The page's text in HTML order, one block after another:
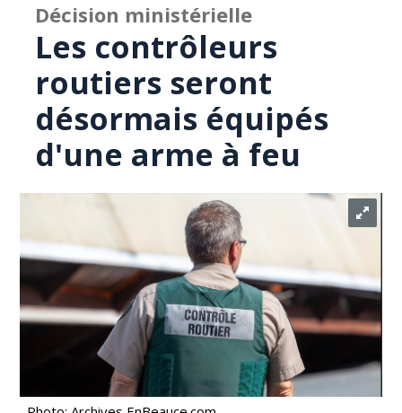
Décision ministérielle
Les contrôleurs
routiers seront
désormais équipés
d'une arme à feu